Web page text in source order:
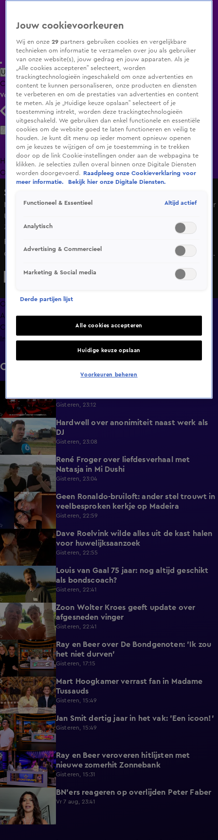
Uitzending Gemist Populaire programma's Zenders Genres
ClipsFilmsRadioSmart TV inlogShop
Volg KIJK
Zoeken
HomeUitzending Gemist Programma's De Bondgenoten
OranjezomerLivestreamsShop
Shownieuws
Mark Schaaf over Rico Verhoevens gevecht met Oleksandr
Usyk in Egypte
Za 9 mei, 09:09
Rico Verhoeven doet op 23 mei in Egypte een gooi naar
de wereldtitel boksen in de categorie zwaargewicht. Hij
Usyk. Mark Schaaf vertelt daar in de Shownieuws-studio
Overzicht
Afleveringen
Clips
Info
Clips
Gisteren, 23:12
1:25
Hardwell over anonimiteit naast werk als
DJ
Gisteren, 23:08
René Froger over liefdesverhaal met
Natasja in Mi Dushi
Gisteren, 23:04
1:01
Geen Ronaldo-bruiloft: ander stel trouwt in
veelbesproken kerkje op Madeira
Gisteren, 22:59
1:37
Dave Roelvink wilde alles uit de kast halen
voor huwelijksaanzoek
Gisteren, 22:55
1:16
Louis van Gaal 75 jaar: nog altijd geschikt
als bondscoach?
Gisteren, 22:41
0:59
Zoon Wolter Kroes geeft update over
afgesneden vinger
Gisteren, 22:41
1:45
Ray en Beer over De Bondgenoten: 'Ik zou
het niet durven'
Gisteren, 17:15
1:59
Mart Hoogkamer verrast fan in Madame
Tussauds
Gisteren, 15:49
7:33 Jan Smit dertig jaar in het vak: 'Een icoon!'
Gisteren, 15:49
4:47
Ray en Beer veroveren hitlijsten met
nieuwe zomerhit Zonnebank
Gisteren, 15:31
BN'ers reageren op overlijden Peter Faber
Vr 7 aug, 23:41
Jouw cookievoorkeuren
Wij en onze29 partners gebruiken cookies en vergelijkbare
technieken om informatie te verzamelen over jou als gebruiker
van onze website(s), jouw gedrag en jouw apparaten. Als je
„Alle cookies accepteren” selecteert, worden
trackingtechnologieën ingeschakeld om onze advertenties en
content te kunnen personaliseren, onze producten en diensten
te verbeteren en om de prestaties van advertenties en content
te meten. Als je „Huidige keuze opslaan” selecteert of je
toestemming intrekt, worden deze trackingtechnologieën
uitgeschakeld. We gebruiken dan enkel functionele en essentiële
cookies om de website goed te laten functioneren en veilig te
houden. Je kunt dit menu op ieder moment opnieuw openen
om je keuzes te wijzigen of om je toestemming in te trekken
door op de link Cookie-instellingen onder aan de webpagina te
klikken. Je selecties zullen overal binnen onze Digitale Diensten
worden doorgevoerd.
Raadpleeg onze Cookieverklaring voor
meer informatie.
Bekijk hier onze Digitale Diensten.
Functioneel & Essentieel Altijd actief
Analytisch
Advertising & Commercieel
Marketing & Social media
Derde partijen lijst
Alle cookies accepteren
Huidige keuze opslaan
Voorkeuren beheren